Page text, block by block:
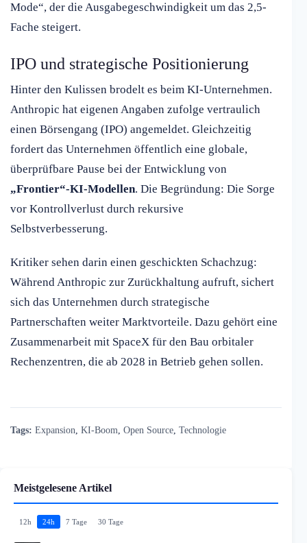
Mode“, der die Ausgabegeschwindigkeit um das 2,5-
Fache steigert.
IPO und strategische Positionierung
Hinter den Kulissen brodelt es beim KI-Unternehmen.
Anthropic hat eigenen Angaben zufolge vertraulich
einen Börsengang (IPO) angemeldet. Gleichzeitig
fordert das Unternehmen öffentlich eine globale,
überprüfbare Pause bei der Entwicklung von
„Frontier“-KI-Modellen. Die Begründung: Die Sorge
vor Kontrollverlust durch rekursive
Selbstverbesserung.
Kritiker sehen darin einen geschickten Schachzug:
Während Anthropic zur Zurückhaltung aufruft, sichert
sich das Unternehmen durch strategische
Partnerschaften weiter Marktvorteile. Dazu gehört eine
Zusammenarbeit mit SpaceX für den Bau orbitaler
Rechenzentren, die ab 2028 in Betrieb gehen sollen.
Tags: Expansion KI-Boom Open Source Technologie
Meistgelesene Artikel
12h 24h 7 Tage 30 Tage